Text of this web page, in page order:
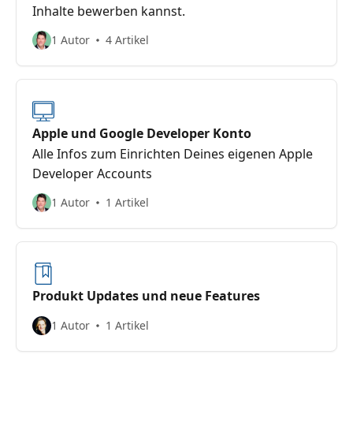
Inhalte bewerben kannst.
1 Autor 4 Artikel
Apple und Google Developer Konto
Alle Infos zum Einrichten Deines eigenen Apple
Developer Accounts
1 Autor 1 Artikel
Produkt Updates und neue Features
1 Autor 1 Artikel